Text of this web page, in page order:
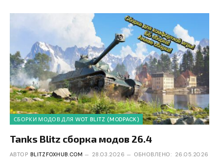
СБОРКИ МОДОВ ДЛЯ WOT BLITZ (MODPACK)
Tanks Blitz сборка модов 26.4
АВТОР BLITZFOXHUB.COM 28.03.2026 ОБНОВЛЕНО: 26.05.2026